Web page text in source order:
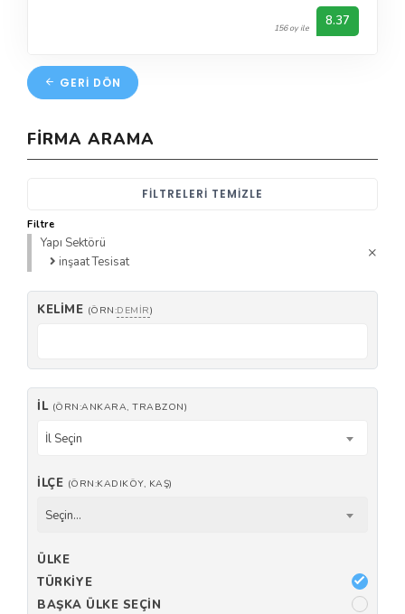
156 oy ile 8.37
GERI DÖN
FIRMA ARAMA
FILTRELERI TEMIZLE
Filtre
Yapı Sektörü
inşaat Tesisat
KELIME (ÖRN:DEMIR)
İL (ÖRN:ANKARA, TRABZON)
İl Seçin
İLÇE (ÖRN:KADIKÖY, KAŞ)
Seçin...
ÜLKE
TÜRKIYE
BAŞKA ÜLKE SEÇIN